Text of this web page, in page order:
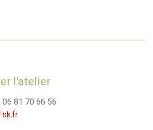
l'atelier
06 81 70 66 56
sk.fr